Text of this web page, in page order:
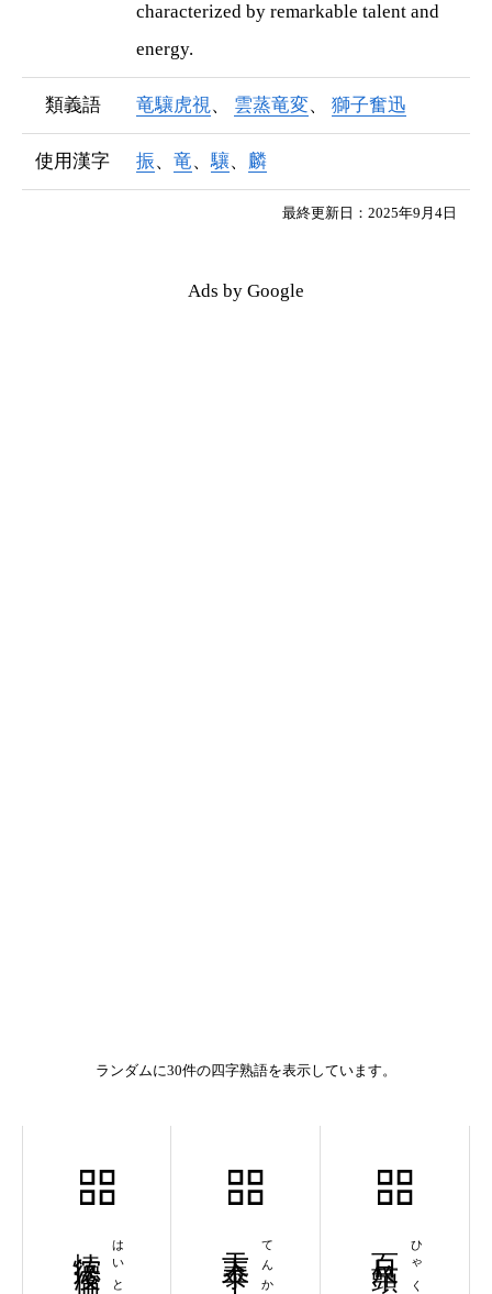
characterized by remarkable talent and
energy.
類義語 竜驤虎視 雲蒸竜変 獅子奮迅
使用漢字 振、 竜、驤、 麟
最終更新日：2025年9月4日
Ads by Google
ランダムに30件の四字熟語を表示しています。